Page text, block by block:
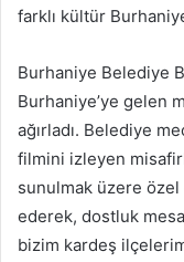
farklı kültür
Burhaniye Belediye
Burhaniye’ye gelen
ağırladı. Belediye
filmini izleyen
sunulmak üzere
ederek, dostluk
bizim kardeş